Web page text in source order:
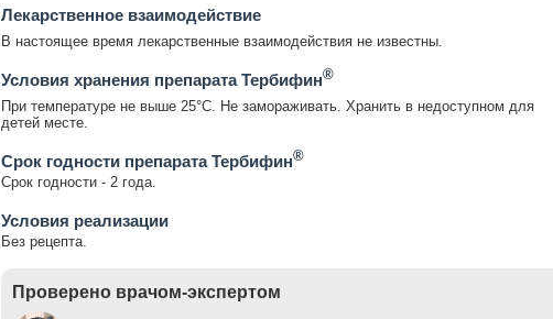
Лекарственное взаимодействие
В настоящее время лекарственные взаимодействия не известны.
Условия хранения препарата Тербифин®
При температуре не выше 25°С. Не замораживать. Хранить в недоступном для
детей месте.
Срок годности препарата Тербифин®
Срок годности - 2 года.
Условия реализации
Без рецепта.
Проверено врачом-экспертом